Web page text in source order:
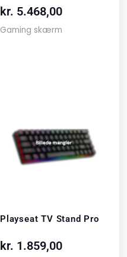
kr. 5.468,00
Gaming skærm
Playseat TV Stand Pro
kr. 1.859,00